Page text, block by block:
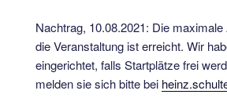
Nachtrag, 10.08.2021: Die
die Veranstaltung ist erreicht. Wir
eingerichtet, falls Startplätze frei
melden sie sich bitte bei